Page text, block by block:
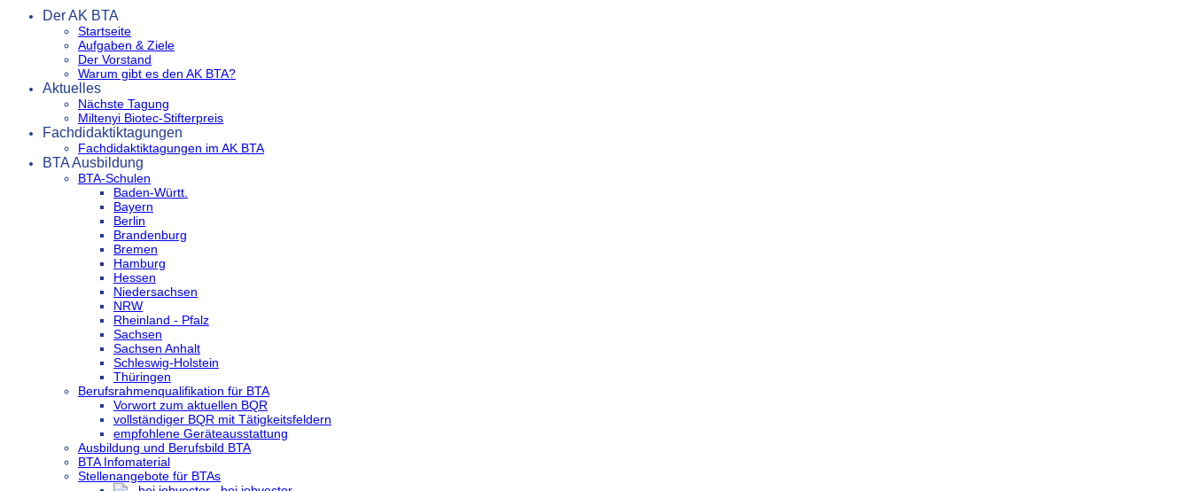
Der AK BTA
Startseite
Aufgaben & Ziele
Der Vorstand
Warum gibt es den AK BTA?
Aktuelles
Nächste Tagung
Miltenyi Biotec-Stifterpreis
Fachdidaktiktagungen
Fachdidaktiktagungen im AK BTA
BTA Ausbildung
BTA-Schulen
Baden-Württ.
Bayern
Berlin
Brandenburg
Bremen
Hamburg
Hessen
Niedersachsen
NRW
Rheinland - Pfalz
Sachsen
Sachsen Anhalt
Schleswig-Holstein
Thüringen
Berufsrahmenqualifikation für BTA
Vorwort zum aktuellen BQR
vollständiger BQR mit Tätigkeitsfeldern
empfohlene Geräteausstattung
Ausbildung und Berufsbild BTA
BTA Infomaterial
Stellenangebote für BTAs